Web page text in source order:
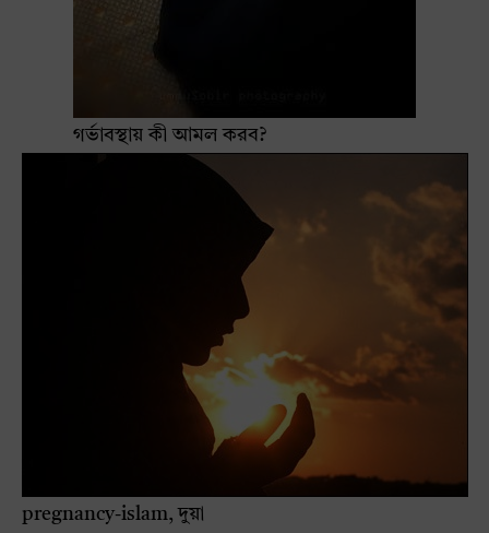
গর্ভাবস্থায় কী আমল করব?
pregnancy-islam, দুয়া